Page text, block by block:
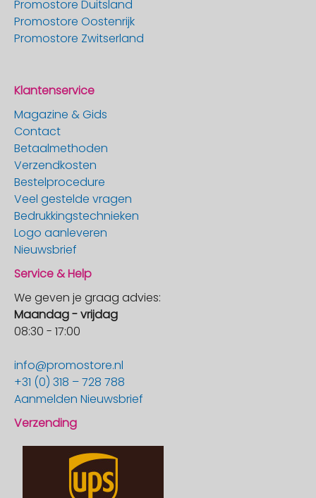
Promostore Duitsland
Promostore Oostenrijk
Promostore Zwitserland
Klantenservice
Magazine & Gids
Contact
Betaalmethoden
Verzendkosten
Bestelprocedure
Veel gestelde vragen
Bedrukkingstechnieken
Logo aanleveren
Nieuwsbrief
Service & Help
We geven je graag advies:
Maandag - vrijdag
08:30 - 17:00
info@promostore.nl
+31 (0) 318 – 728 788
Aanmelden Nieuwsbrief
Verzending